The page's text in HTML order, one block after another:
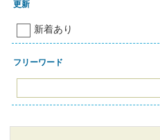
更新
新着あり
フリーワード